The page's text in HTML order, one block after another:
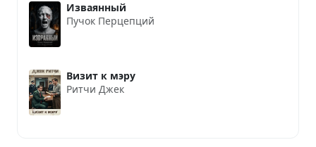
Изваянный
Пучок Перцепций
Визит к мэру
Ритчи Джек